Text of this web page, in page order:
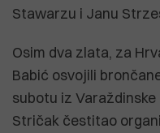
Stawarzu i Janu
Osim dva zlata, za
Babić osvojili
subotu iz
Stričak čestitao